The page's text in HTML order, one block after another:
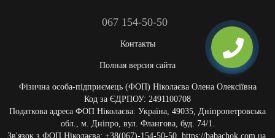
067 154-50-50
Контакты
Полная версия сайта
Фізична особа-підприємець (ФОП) Ніколаєва Олена Олексіївна
Код за ЄДРПОУ: 2491100708
Податкова адреса ФОП Ніколаєва: Україна, 49035, Дніпропетровська
обл., м. Дніпро, вул. Флангова, буд. 74/1.
Зв'язок з ФОП Ніколаєва: +38(067)-154-50-50, https://babachok.com.ua,